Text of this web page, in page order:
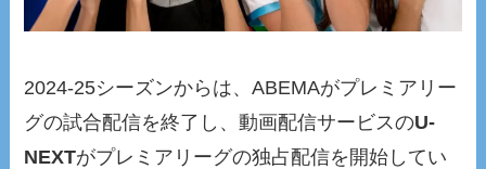
2024-25シーズンからは、ABEMAがプレミアリー
グの試合配信を終了し、動画配信サービスのU-
NEXTがプレミアリーグの独占配信を開始してい